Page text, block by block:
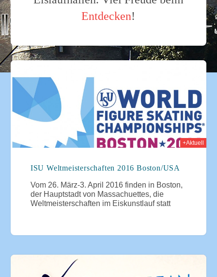
Entdecken!
+Aktuell
ISU Weltmeisterschaften 2016 Boston/USA
Vom 26. März-3. April 2016 finden in Boston,
der Hauptstadt von Massachuettes, die
Weltmeisterschaften im Eiskunstlauf statt